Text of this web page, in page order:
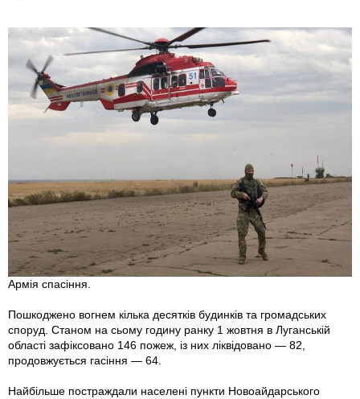
Армія спасіння.
Пошкоджено вогнем кілька десятків будинків та громадських
споруд. Станом на сьому годину ранку 1 жовтня в Луганській
області зафіксовано 146 пожеж, iз них ліквідовано — 82,
продовжується гасіння — 64.
Найбільше постраждали населені пункти Новоайдарського